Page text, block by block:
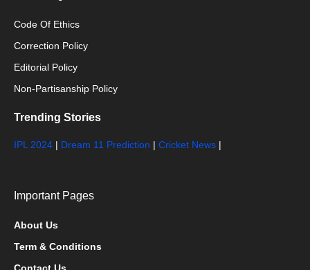
Code Of Ethics
Correction Policy
Editorial Policy
Non-Partisanship Policy
Trending Stories
IPL 2024 | Dream 11 Prediction | Cricket News |
Important Pages
About Us
Term & Conditions